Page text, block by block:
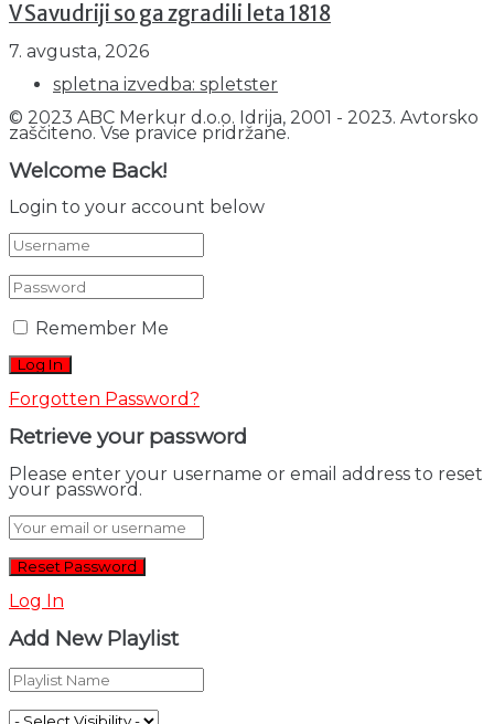
V Savudriji so ga zgradili leta 1818
7. avgusta, 2026
spletna izvedba: spletster
© 2023 ABC Merkur d.o.o. Idrija, 2001 - 2023. Avtorsko
zaščiteno. Vse pravice pridržane.
Welcome Back!
Login to your account below
Remember Me
Forgotten Password?
Retrieve your password
Please enter your username or email address to reset
your password.
Log In
Add New Playlist